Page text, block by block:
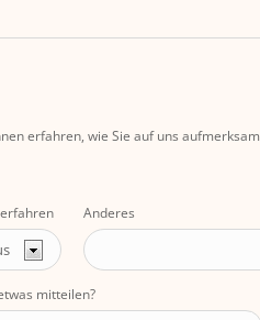
erfahren, wie Sie auf uns aufmerksam
Anderes
mitteilen?